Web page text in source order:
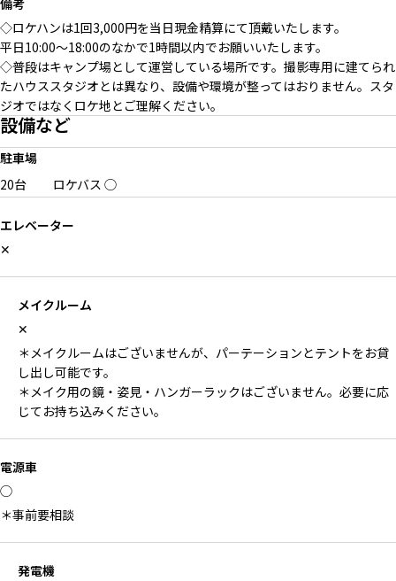
備考
◇ロケハンは1回3,000円を当日現金精算にて頂戴いたします。
平日10:00〜18:00のなかで1時間以内でお願いいたします。
◇普段はキャンプ場として運営している場所です。撮影専用に建てられ
たハウススタジオとは異なり、設備や環境が整ってはおりません。スタ
ジオではなくロケ地とご理解ください。
設備など
駐車場
20台
ロケバス ◯
エレベーター
✕
メイクルーム
✕
＊メイクルームはございませんが、パーテーションとテントをお貸
し出し可能です。
＊メイク用の鏡・姿見・ハンガーラックはございません。必要に応
じてお持ち込みください。
電源車
◯
＊事前要相談
発電機